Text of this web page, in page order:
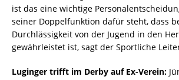
ist das eine wichtige
seiner Doppelfunktion dafür steht, dass
Durchlässigkeit von der Jugend in den
gewährleistet ist, sagt der Sportliche
Luginger trifft im Derby auf Ex-Verein: